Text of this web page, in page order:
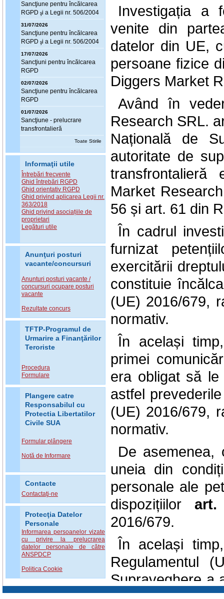
Sancţiune pentru încălcarea
RGPD şi a Legii nr. 506/2004
31/07/2026
Sancţiune pentru încălcarea
RGPD şi a Legii nr. 506/2004
17/07/2026
Sancţiuni pentru încălcarea
RGPD
02/07/2026
Sancţiune pentru încălcarea
RGPD
01/07/2026
Sancţiune - prelucrare
transfrontalieră
Toate Stirile
Informaţii utile
Întrebări frecvente
Ghid întrebări RGPD
Ghid orientativ RGPD
Ghid privind aplicarea Legii nr.
363/2018
Ghid privind asociațiile de
proprietari
Legături utile
Anunţuri posturi
vacante/concursuri
Anunturi posturi vacante /
concursuri ocupare posturi
vacante
Rezultate concurs
TFTP-Programul de
Urmarire a Finanţărilor
Teroriste
Procedura
Formulare
Plangere catre
Responsabilul cu
Protectia Libertatilor
Civile SUA
Formular plângere
Notă de Informare
Contacte
Contactaţi-ne
Protecţia Datelor
Personale
Informarea persoanelor vizate
cu privire la prelucrarea
datelor personale de către
ANSPDCP
Politica Cookie
Investigația a
venite din
datelor din UE,
persoane fizice
Diggers Market
Având în
Research SRL.
Națională de
autoritate de
transfrontalieră
Market
56 și art. 61 din
În cadrul
furnizat
exercitării
constituie
(UE) 2016/679,
normativ.
În același
primei
era obligat să le
astfel
(UE) 2016/679,
normativ.
De asemenea,
uneia din
personale ale
dispozițiilor
2016/679.
În același
Regulamentul
Supraveghere a